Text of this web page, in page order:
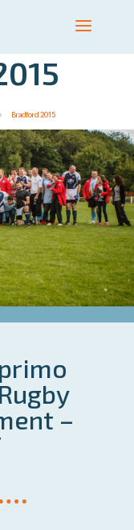
Bradford 2015
–